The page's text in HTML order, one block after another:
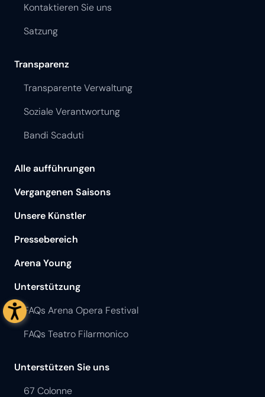
Kontaktieren Sie uns
Satzung
Transparenz
Transparente Verwaltung
Soziale Verantwortung
Bandi Scaduti
Alle aufführungen
Vergangenen Saisons
Unsere Künstler
Pressebereich
Arena Young
Unterstützung
FAQs Arena Opera Festival
FAQs Teatro Filarmonico
Unterstützen Sie uns
67 Colonne